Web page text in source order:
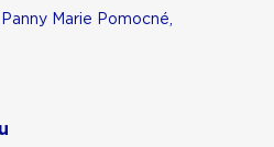
Marie Pomocné,